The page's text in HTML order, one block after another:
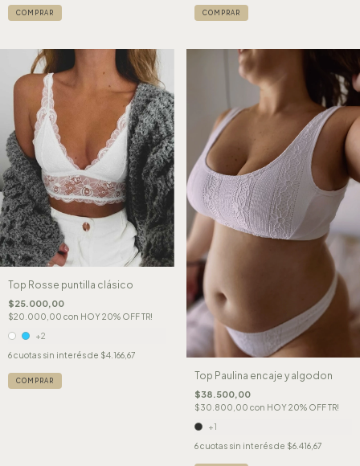
COMPRAR COMPRAR
Top Rosse puntilla clásico
$25.000,00
$20.000,00 con HOY 20% OFF TR!
+2
6cuotas sin interés de $4.166,67
COMPRAR Top Paulina encaje y algodon
$38.500,00
$30.800,00 con HOY 20% OFF TR!
+1
6 cuotas sin interés de $6.416,67